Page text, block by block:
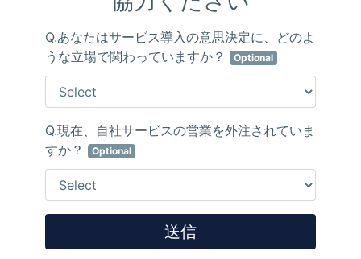
HOME トップページ
BUSINESS 仕事を知る
COMPANY 会社を知る
RECRUIT 採用を知る
情報セキリュティ方針